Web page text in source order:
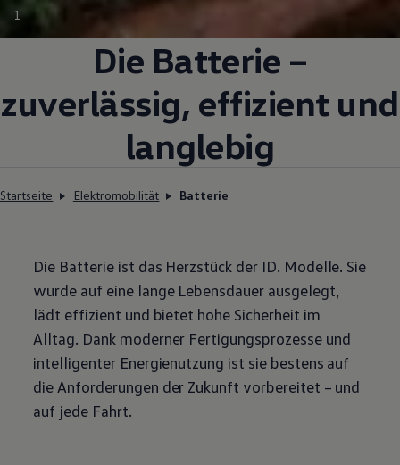
1
Die Batterie –
zuverlässig, effizient und
langlebig
Startseite Elektromobilität Batterie
Die Batterie ist das Herzstück der ID. Modelle. Sie
wurde auf eine lange Lebensdauer ausgelegt,
lädt effizient und bietet hohe Sicherheit im
Alltag. Dank moderner Fertigungsprozesse und
intelligenter Energienutzung ist sie bestens auf
die Anforderungen der Zukunft vorbereitet – und
auf jede Fahrt.